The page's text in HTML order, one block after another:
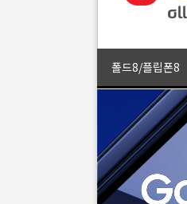
폴드8/플립폰8